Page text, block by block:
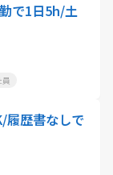
で1日5h/土
員
履歴書なしで